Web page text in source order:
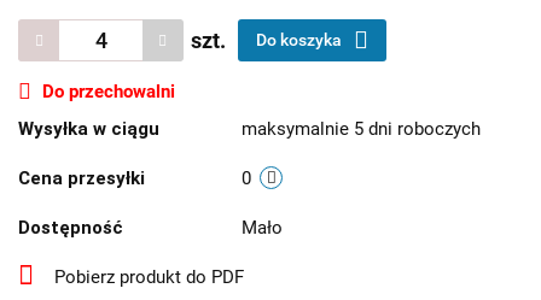
szt. Do koszyka
Do przechowalni
Wysyłka w ciągu
maksymalnie 5 dni roboczych
Cena przesyłki 0
Dostępność Mało
Pobierz produkt do PDF